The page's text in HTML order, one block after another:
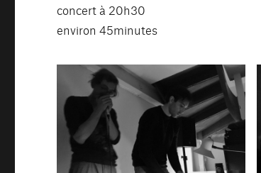
concert à 20h30
environ 45minutes